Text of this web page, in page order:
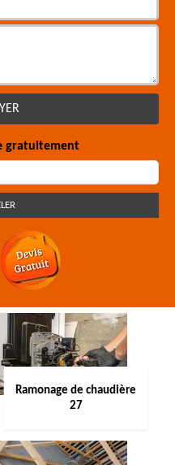
gratuitement
Ramonage de chaudière
27